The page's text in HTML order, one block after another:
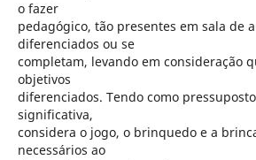
o fazer
pedagógico, tão presentes em sala de
diferenciados ou se
completam, levando em consideração
objetivos
diferenciados. Tendo como
significativa,
considera o jogo, o brinquedo e a
necessários ao